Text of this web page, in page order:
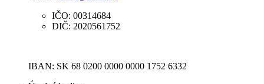
IČO: 00314684
DIČ: 2020561752
IBAN: SK 68 0200 0000 0000 1752 6332